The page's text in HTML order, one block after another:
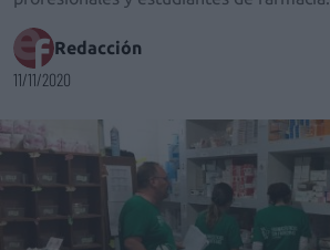
Redacción
11/11/2020